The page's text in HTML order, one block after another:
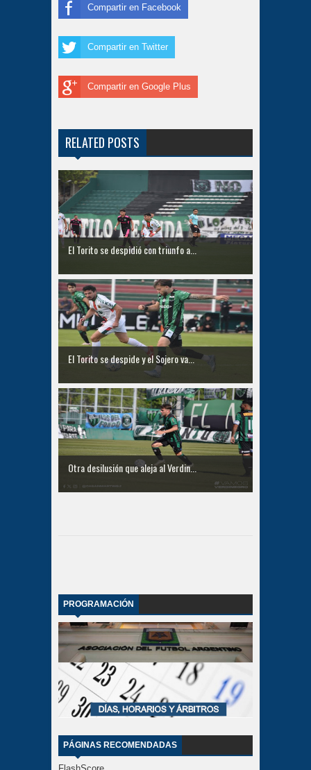
Compartir en Facebook
Compartir en Twitter
Compartir en Google Plus
RELATED POSTS
El Torito se despidió con triunfo a...
El Torito se despide y el Sojero va...
Otra desilusión que aleja al Verdin...
PROGRAMACIÓN
PÁGINAS RECOMENDADAS